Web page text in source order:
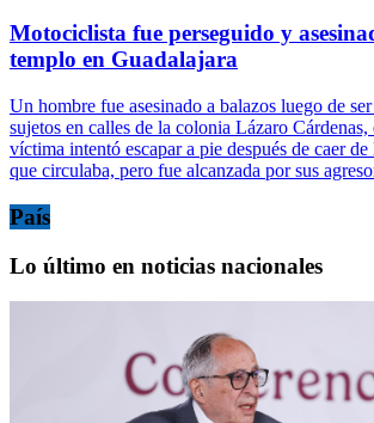
Motociclista fue perseguido y
templo en Guadalajara
Un hombre fue asesinado a balazos luego de
sujetos en calles de la colonia Lázaro
víctima intentó escapar a pie después de caer
que circulaba, pero fue alcanzada por sus
País
Lo último en noticias nacionales